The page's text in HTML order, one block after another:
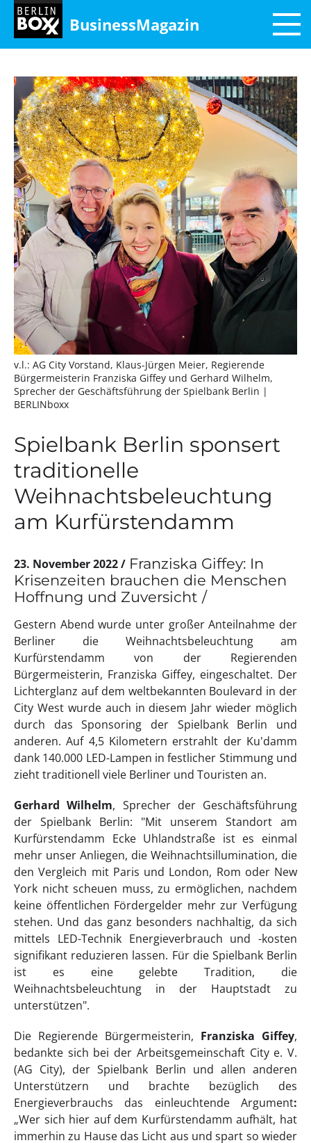
BusinessMagazin
v.l.: AG City Vorstand, Klaus-Jürgen Meier, Regierende
Bürgermeisterin Franziska Giffey und Gerhard Wilhelm,
Sprecher der Geschäftsführung der Spielbank Berlin |
BERLINboxx
Spielbank Berlin sponsert
traditionelle
Weihnachtsbeleuchtung
am Kurfürstendamm
23. November 2022
Franziska Giffey: In
Krisenzeiten brauchen die Menschen
Hoffnung und Zuversicht /
Gestern Abend wurde unter großer Anteilnahme der
Berliner die Weihnachtsbeleuchtung am
Kurfürstendamm von der Regierenden
Bürgermeisterin, Franziska Giffey, eingeschaltet. Der
Lichterglanz auf dem weltbekannten Boulevard in der
City West wurde auch in diesem Jahr wieder möglich
durch das Sponsoring der Spielbank Berlin und
anderen. Auf 4,5 Kilometern erstrahlt der Ku'damm
dank 140.000 LED-Lampen in festlicher Stimmung und
zieht traditionell viele Berliner und Touristen an.
Gerhard Wilhelm, Sprecher der Geschäftsführung
der Spielbank Berlin: "Mit unserem Standort am
Kurfürstendamm Ecke Uhlandstraße ist es einmal
mehr unser Anliegen, die Weihnachtsillumination, die
den Vergleich mit Paris und London, Rom oder New
York nicht scheuen muss, zu ermöglichen, nachdem
keine öffentlichen Fördergelder mehr zur Verfügung
stehen. Und das ganz besonders nachhaltig, da sich
mittels LED-Technik Energieverbrauch und -kosten
signifikant reduzieren lassen. Für die Spielbank Berlin
ist es eine gelebte Tradition, die
Weihnachtsbeleuchtung in der Hauptstadt zu
unterstützen".
Die Regierende Bürgermeisterin, Franziska Giffey,
bedankte sich bei der Arbeitsgemeinschaft City e. V.
(AG City), der Spielbank Berlin und allen anderen
Unterstützern und brachte bezüglich des
Energieverbrauchs das einleuchtende Argument:
„Wer sich hier auf dem Kurfürstendamm aufhält, hat
immerhin zu Hause das Licht aus und spart so wieder